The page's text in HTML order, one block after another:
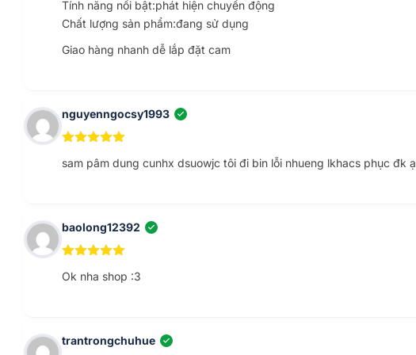
Tính năng nổi bật:phát hiện chuyển động
Chất lượng sản phẩm:đang sử dụng
Giao hàng nhanh dễ lắp đặt cam
nguyenngocsy1993
sam pâm dung cunhx dsuowjc tôi đi bin lỗi nhueng lkhacs phục đk ạ
baolong12392
Ok nha shop :3
trantrongchuhue